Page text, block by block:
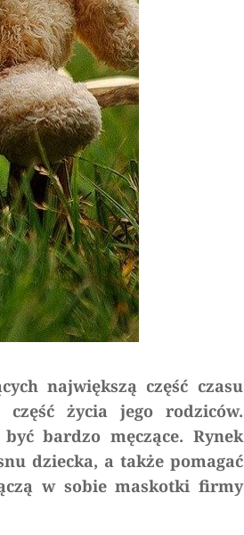
największą część czasu
życia jego rodziców.
bardzo męczące. Rynek
dziecka, a także pomagać
w sobie maskotki firmy